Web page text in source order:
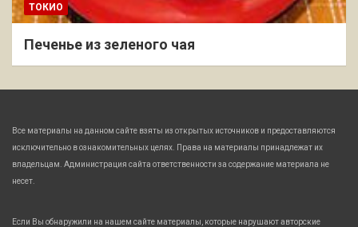
ТОКИО
Печенье из зеленого чая
Все материалы на данном сайте взяты из открытых источников и предоставляются
исключительно в ознакомительных целях. Права на материалы принадлежат их
владельцам. Администрация сайта ответственности за содержание материала не
несет.
Если Вы обнаружили на нашем сайте материалы, которые нарушают авторские